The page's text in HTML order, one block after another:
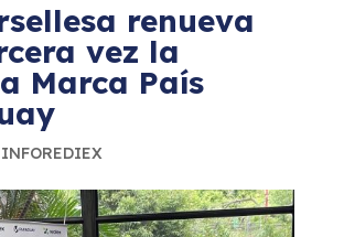
renueva
vez la
Marca País
INFOREDIEX